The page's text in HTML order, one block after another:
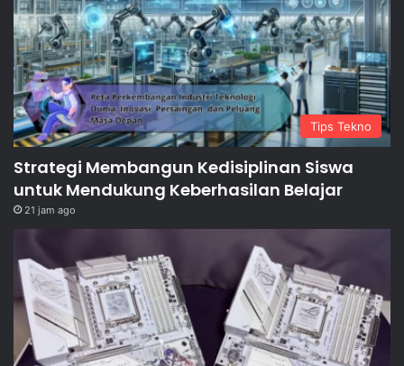
Tips Tekno
Strategi Membangun Kedisiplinan Siswa
untuk Mendukung Keberhasilan Belajar
21 jam ago